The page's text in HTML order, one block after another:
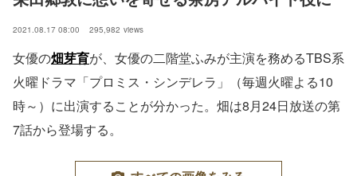
2021.08.17 08:00 295,982 views
女優の畑芽育が、女優の二階堂ふみが主演を務めるTBS系
火曜ドラマ「プロミス・シンデレラ」（毎週火曜よる10
時～）に出演することが分かった。畑は8月24日放送の第
7話から登場する。